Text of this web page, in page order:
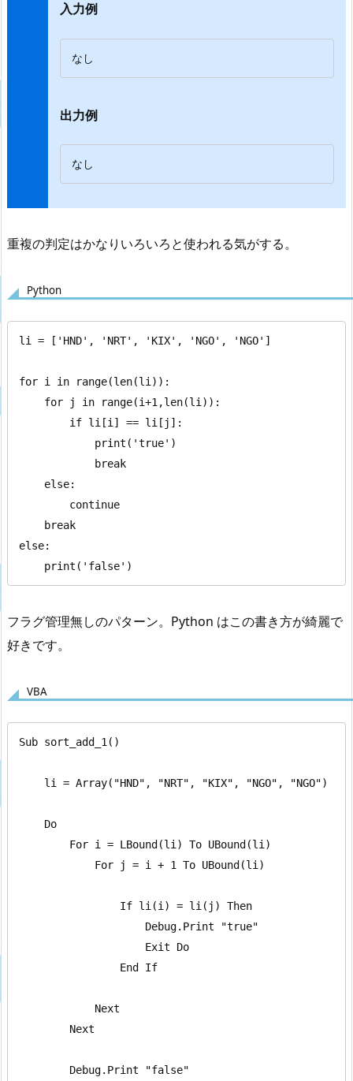
入力例
なし
出力例
なし
重複の判定はかなりいろいろと使われる気がする。
Python
li = ['HND', 'NRT', 'KIX', 'NGO', 'NGO']
for i in range(len(li)):
else:
    print('false')
フラグ管理無しのパターン。Python はこの書き方が綺麗で
好きです。
VBA
Sub sort_add_1()